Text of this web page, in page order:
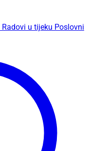
Radovi u tijeku Poslovni